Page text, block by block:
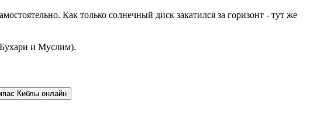
Как только солнечный диск закатился за горизонт - тут же
Бухари и Муслим).
Киблы онлайн